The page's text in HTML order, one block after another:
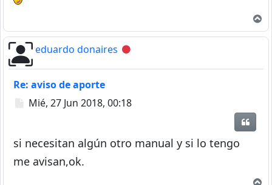
eduardo donaires Desconectado
Re: aviso de aporte
Mensaje
Mié, 27 Jun 2018, 00:18
si necesitan algún otro manual y si lo tengo
me avisan,ok.